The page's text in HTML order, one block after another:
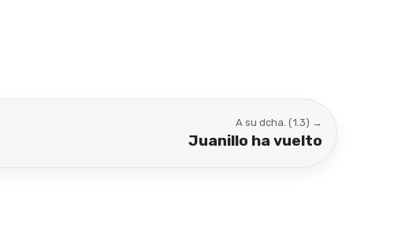
A su dcha. (1.3) →
Juanillo ha vuelto